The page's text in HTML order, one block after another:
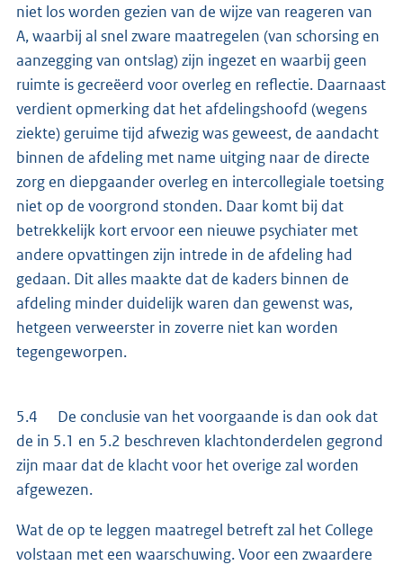
niet los worden gezien van de wijze van reageren van
A, waarbij al snel zware maatregelen (van schorsing en
aanzegging van ontslag) zijn ingezet en waarbij geen
ruimte is gecreëerd voor overleg en reflectie. Daarnaast
verdient opmerking dat het afdelingshoofd (wegens
ziekte) geruime tijd afwezig was geweest, de aandacht
binnen de afdeling met name uitging naar de directe
zorg en diepgaander overleg en intercollegiale toetsing
niet op de voorgrond stonden. Daar komt bij dat
betrekkelijk kort ervoor een nieuwe psychiater met
andere opvattingen zijn intrede in de afdeling had
gedaan. Dit alles maakte dat de kaders binnen de
afdeling minder duidelijk waren dan gewenst was,
hetgeen verweerster in zoverre niet kan worden
tegengeworpen.
5.4 De conclusie van het voorgaande is dan ook dat
de in 5.1 en 5.2 beschreven klachtonderdelen gegrond
zijn maar dat de klacht voor het overige zal worden
afgewezen.
Wat de op te leggen maatregel betreft zal het College
volstaan met een waarschuwing. Voor een zwaardere